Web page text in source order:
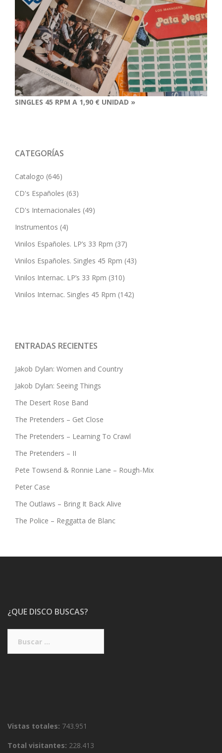
SINGLES 45 RPM A 1,90 € UNIDAD »
CATEGORÍAS
Catalogo (646)
CD's Españoles (63)
CD's Internacionales (49)
Instrumentos (4)
Vinilos Españoles. LP’s 33 Rpm (37)
Vinilos Españoles. Singles 45 Rpm (43)
Vinilos Internac. LP’s 33 Rpm (310)
Vinilos Internac. Singles 45 Rpm (142)
ENTRADAS RECIENTES
Jakob Dylan: Women and Country
Jakob Dylan: Seeing Things
The Desert Rose Band
The Pretenders – Get Close
The Pretenders – Learning To Crawl
The Pretenders – II
Pete Towsend & Ronnie Lane – Rough-Mix
Peter Case
The Outlaws – Bring It Back Alive
The Police – Reggatta de Blanc
¿QUE DISCO BUSCAS?
Vistas totales: 743.951
Total visitantes: 228.413